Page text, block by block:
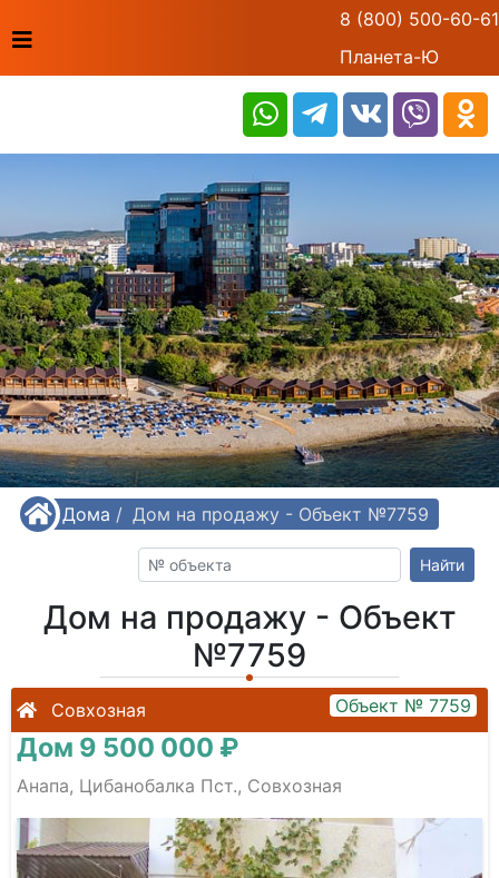
8 (800) 500-60-61
Планета-Ю
/ Дома / Дом на продажу - Объект №7759
Найти
Дом на продажу - Объект
№7759
Совхозная Объект № 7759
Дом 9 500 000 ₽
Анапа, Цибанобалка Пст., Совхозная